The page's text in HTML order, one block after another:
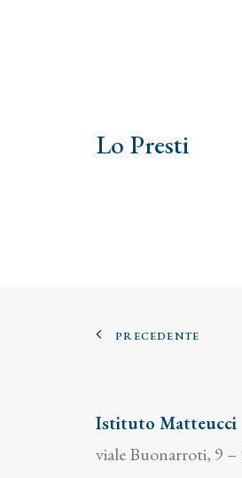
Lo Presti
PRECEDENTE
Istituto Matteucci
viale Buonarroti, 9 –